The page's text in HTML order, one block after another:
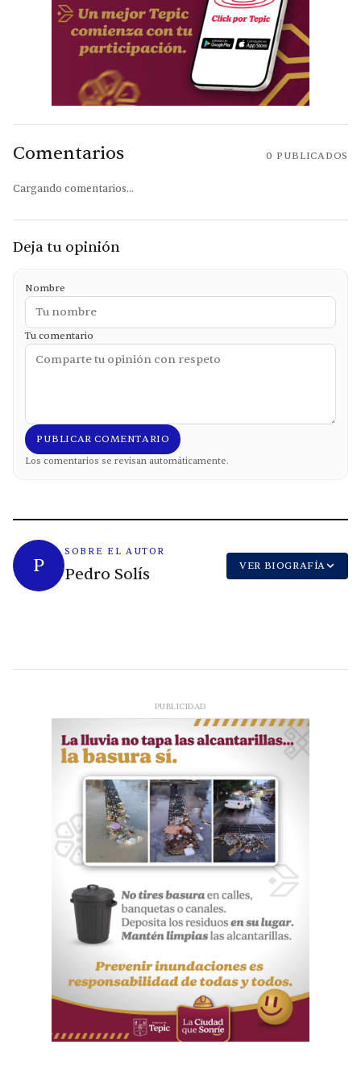
Comentarios 0 PUBLICADOS
Cargando comentarios...
Deja tu opinión
Nombre
Tu comentario
PUBLICAR COMENTARIO
Los comentarios se revisan automáticamente.
P
SOBRE EL AUTOR
Pedro Solís VER BIOGRAFÍA
PUBLICIDAD